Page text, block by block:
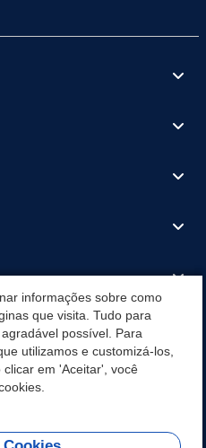
PROTEÇÃO ÀS MULHERES
AÇÕES DE
informações sobre como
que visita. Tudo para
possível. Para
utilizamos e customizá-los,
em 'Aceitar', você